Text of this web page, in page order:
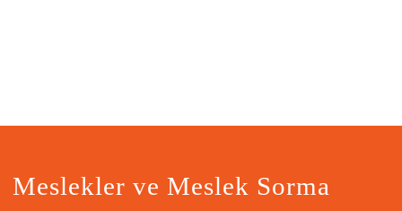
Meslekler ve Meslek Sorma